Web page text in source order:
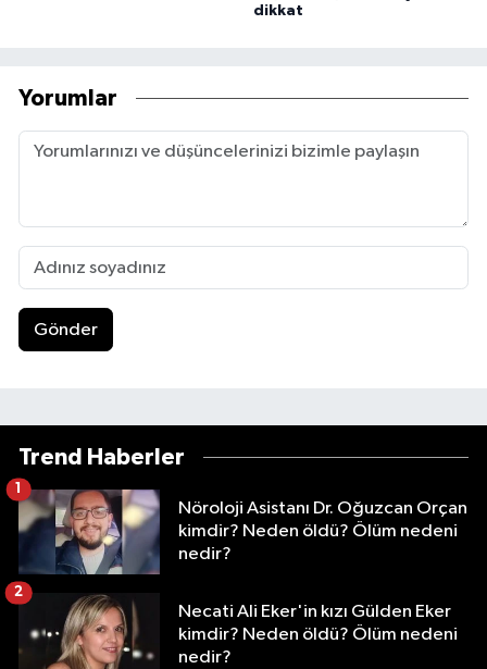
dikkat
Yorumlar
Gönder
Trend Haberler
Nöroloji Asistanı Dr. Oğuzcan Orçan
kimdir? Neden öldü? Ölüm nedeni
nedir?
1
Necati Ali Eker'in kızı Gülden Eker
kimdir? Neden öldü? Ölüm nedeni
nedir?
2